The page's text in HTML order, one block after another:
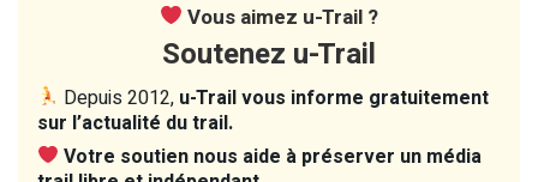
Vous aimez u-Trail ?
Soutenez u-Trail
Depuis 2012, u-Trail vous informe gratuitement
sur l’actualité du trail.
Votre soutien nous aide à préserver un média